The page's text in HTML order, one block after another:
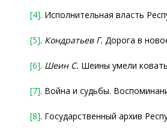
[4]. Исполнительная власть
[5]. Кондратьев Г. Дорога в
[6]. Шеин С. Шеины умели
[7]. Война и судьбы.
[8]. Государственный архив